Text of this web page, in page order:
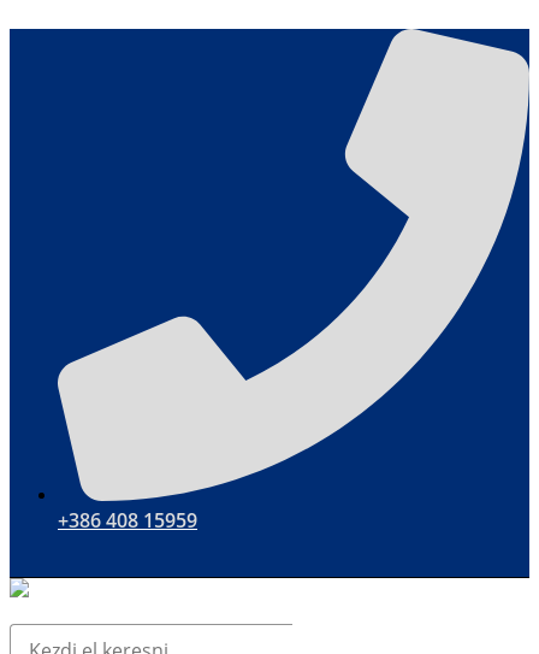
+386 408 15959
Search